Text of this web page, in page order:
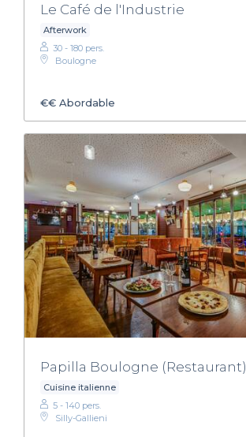
Le Café de l'Industrie
Afterwork
30 - 180 pers.
Boulogne
€€ Abordable
Papilla Boulogne (Restaurant)
Cuisine italienne
5 - 140 pers.
Silly-Gallieni